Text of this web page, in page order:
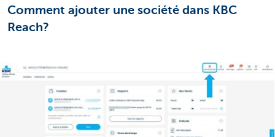
Comment ajouter une société dans KBC
Reach?